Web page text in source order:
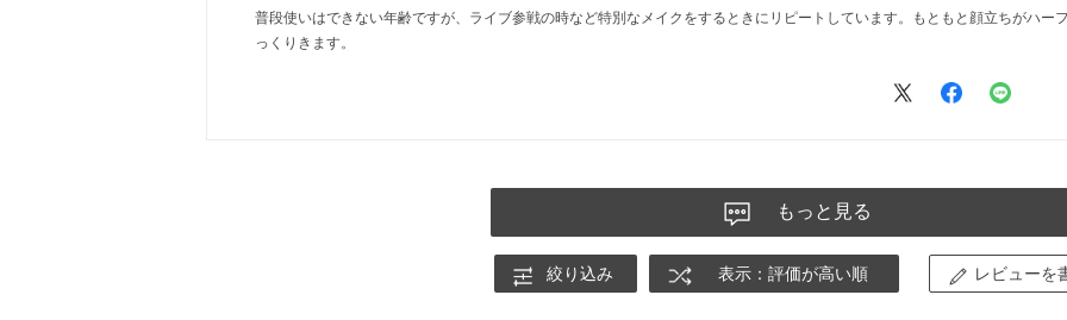
普段使いはできない年齢ですが、ライブ参戦の時など特別なメイクをするときにリピートしています。もともと顔立ちがハー
っくりきます。
もっと見る
絞り込み 表示：評価が高い順 レビューを